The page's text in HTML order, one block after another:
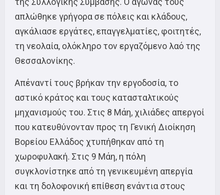
απλώθηκε γρήγορα σε πόλεις και κλάδους,
αγκάλιασε εργάτες, επαγγελματίες, φοιτητές,
τη νεολαία, ολόκληρο τον εργαζόμενο λαό της
Θεσσαλονίκης.
Απέναντί τους βρήκαν την εργοδοσία, το
αστικό κράτος και τους κατασταλτικούς
μηχανισμούς του. Στις 8 Μάη, χιλιάδες απεργοί
που κατευθύνονταν προς τη Γενική Διοίκηση
Βορείου Ελλάδος χτυπήθηκαν από τη
χωροφυλακή. Στις 9 Μάη, η πόλη
συγκλονίστηκε από τη γενικευμένη απεργία
και τη δολοφονική επίθεση ενάντια στους